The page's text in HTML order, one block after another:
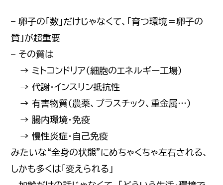
– 卵子の「数」だけじゃなくて、「育つ環境＝卵子の
質」が超重要
– その質は
→ ミトコンドリア（細胞のエネルギー工場）
→ 代謝・インスリン抵抗性
→ 有害物質（農薬、プラスチック、重金属…）
→ 腸内環境・免疫
→ 慢性炎症・自己免疫
みたいな“全身の状態”にめちゃくちゃ左右される、
しかも多くは「変えられる」